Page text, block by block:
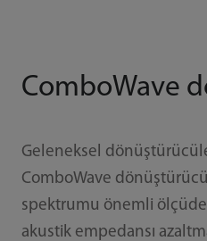
ComboWave
Geleneksel
ComboWave
spektrumu önemli
akustik empedansı